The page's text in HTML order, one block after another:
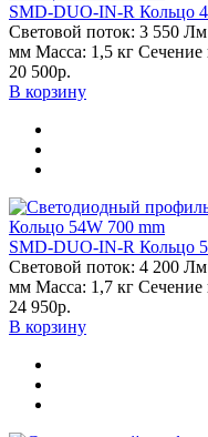
SMD-DUO-IN-R Кольцо
Световой поток: 3 550 Лм
мм Масса: 1,5 кг Сечение
20 500р.
В корзину
SMD-DUO-IN-R Кольцо
Световой поток: 4 200 Лм
мм Масса: 1,7 кг Сечение
24 950р.
В корзину